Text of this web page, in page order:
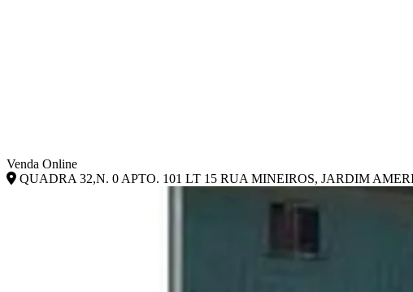
Venda Online
QUADRA 32,N. 0 APTO. 101 LT 15 RUA MINEIROS, JARDIM